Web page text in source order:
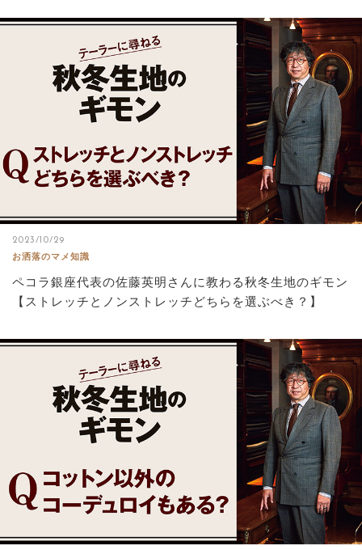
2023/10/29
お洒落のマメ知識
ペコラ銀座代表の佐藤英明さんに教わる秋冬生地のギモン
【ストレッチとノンストレッチどちらを選ぶべき？】